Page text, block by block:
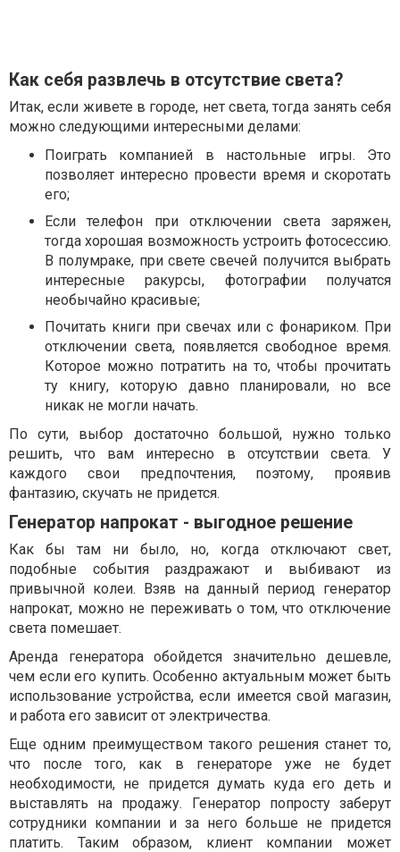
Как себя развлечь в отсутствие света?
Итак, если живете в городе, нет света, тогда занять себя
можно следующими интересными делами:
Поиграть компанией в настольные игры. Это
позволяет интересно провести время и скоротать
его;
Если телефон при отключении света заряжен,
тогда хорошая возможность устроить фотосессию.
В полумраке, при свете свечей получится выбрать
интересные ракурсы, фотографии получатся
необычайно красивые;
Почитать книги при свечах или с фонариком. При
отключении света, появляется свободное время.
Которое можно потратить на то, чтобы прочитать
ту книгу, которую давно планировали, но все
никак не могли начать.
По сути, выбор достаточно большой, нужно только
решить, что вам интересно в отсутствии света. У
каждого свои предпочтения, поэтому, проявив
фантазию, скучать не придется.
Генератор напрокат - выгодное решение
Как бы там ни было, но, когда отключают свет,
подобные события раздражают и выбивают из
привычной колеи. Взяв на данный период генератор
напрокат, можно не переживать о том, что отключение
света помешает.
Аренда генератора обойдется значительно дешевле,
чем если его купить. Особенно актуальным может быть
использование устройства, если имеется свой магазин,
и работа его зависит от электричества.
Еще одним преимуществом такого решения станет то,
что после того, как в генераторе уже не будет
необходимости, не придется думать куда его деть и
выставлять на продажу. Генератор попросту заберут
сотрудники компании и за него больше не придется
платить. Таким образом, клиент компании может